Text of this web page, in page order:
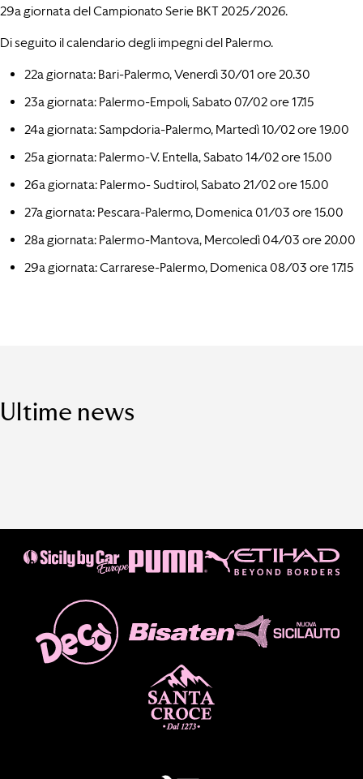
29a giornata del Campionato Serie BKT 2025/2026.
Di seguito il calendario degli impegni del Palermo.
22a giornata: Bari-Palermo, Venerdì 30/01 ore 20.30
23a giornata: Palermo-Empoli, Sabato 07/02 ore 17.15
24a giornata: Sampdoria-Palermo, Martedì 10/02 ore 19.00
25a giornata: Palermo-V. Entella, Sabato 14/02 ore 15.00
26a giornata: Palermo- Sudtirol, Sabato 21/02 ore 15.00
27a giornata: Pescara-Palermo, Domenica 01/03 ore 15.00
28a giornata: Palermo-Mantova, Mercoledì 04/03 ore 20.00
29a giornata: Carrarese-Palermo, Domenica 08/03 ore 17.15
Ultime news